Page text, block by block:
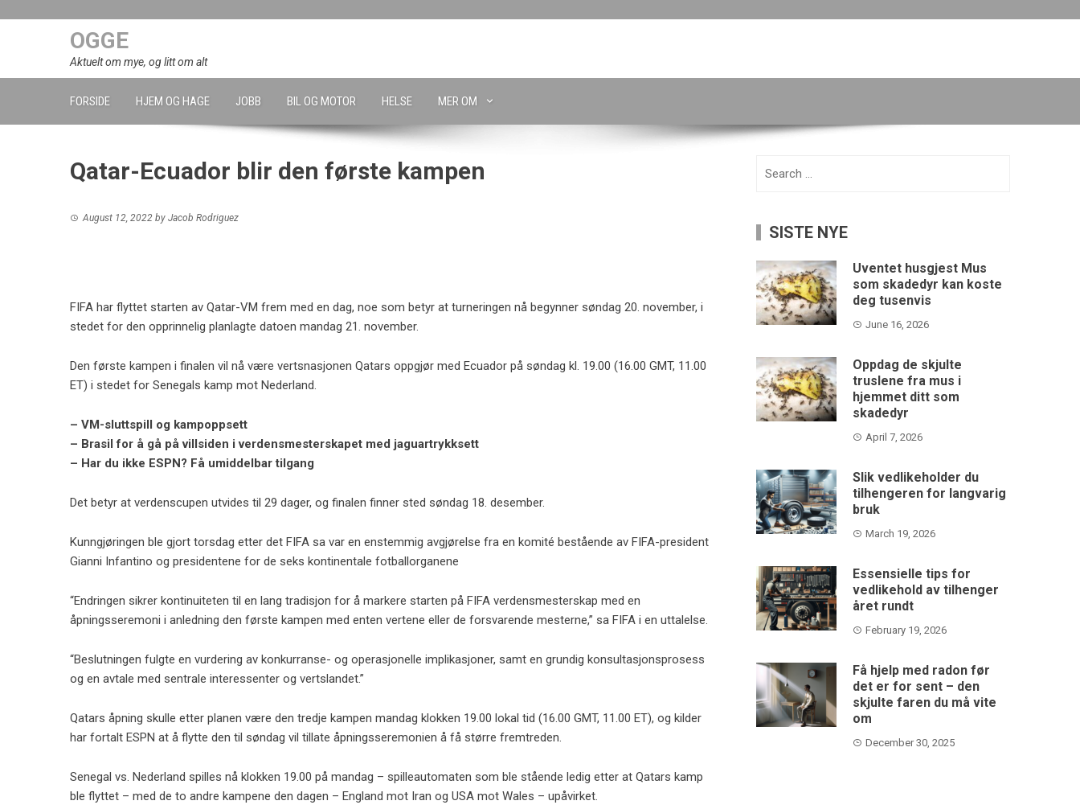
OGGE
Aktuelt om mye, og litt om alt
FORSIDE HJEM OG HAGE JOBB BIL OG MOTOR HELSE MER OM
Qatar-Ecuador blir den første kampen
August 12, 2022 by Jacob Rodriguez
FIFA har flyttet starten av Qatar-VM frem med en dag, noe som betyr at turneringen nå begynner søndag 20. november, i
stedet for den opprinnelig planlagte datoen mandag 21. november.
Den første kampen i finalen vil nå være vertsnasjonen Qatars oppgjør med Ecuador på søndag kl. 19.00 (16.00 GMT, 11.00
ET) i stedet for Senegals kamp mot Nederland.
– VM-sluttspill og kampoppsett
– Brasil for å gå på villsiden i verdensmesterskapet med jaguartrykksett
– Har du ikke ESPN? Få umiddelbar tilgang
Det betyr at verdenscupen utvides til 29 dager, og finalen finner sted søndag 18. desember.
Kunngjøringen ble gjort torsdag etter det FIFA sa var en enstemmig avgjørelse fra en komité bestående av FIFA-president
Gianni Infantino og presidentene for de seks kontinentale fotballorganene
“Endringen sikrer kontinuiteten til en lang tradisjon for å markere starten på FIFA verdensmesterskap med en
åpningsseremoni i anledning den første kampen med enten vertene eller de forsvarende mesterne,” sa FIFA i en uttalelse.
“Beslutningen fulgte en vurdering av konkurranse- og operasjonelle implikasjoner, samt en grundig konsultasjonsprosess
og en avtale med sentrale interessenter og vertslandet.”
Qatars åpning skulle etter planen være den tredje kampen mandag klokken 19.00 lokal tid (16.00 GMT, 11.00 ET), og kilder
har fortalt ESPN at å flytte den til søndag vil tillate åpningsseremonien å få større fremtreden.
Senegal vs. Nederland spilles nå klokken 19.00 på mandag – spilleautomaten som ble stående ledig etter at Qatars kamp
ble flyttet – med de to andre kampene den dagen – England mot Iran og USA mot Wales – upåvirket.
SISTE NYE
Uventet husgjest Mus
som skadedyr kan koste
deg tusenvis
June 16, 2026
Oppdag de skjulte
truslene fra mus i
hjemmet ditt som
skadedyr
April 7, 2026
Slik vedlikeholder du
tilhengeren for langvarig
bruk
March 19, 2026
Essensielle tips for
vedlikehold av tilhenger
året rundt
February 19, 2026
Få hjelp med radon før
det er for sent – den
skjulte faren du må vite
om
December 30, 2025